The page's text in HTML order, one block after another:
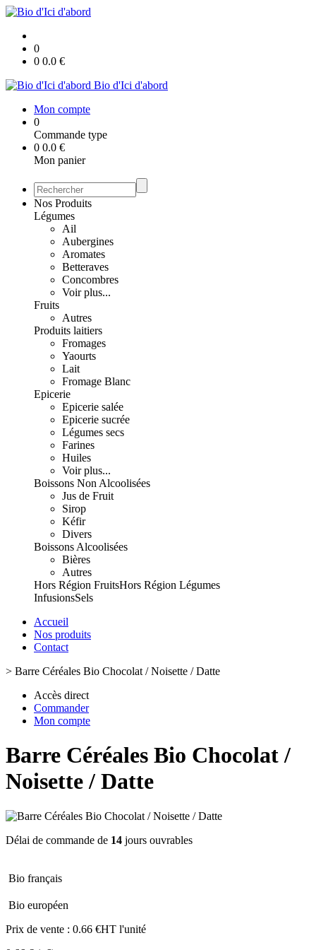
0
0 0.0 €
Bio d'Ici d'abord
Mon compte
0
Commande type
0 0.0 €
Mon panier
Nos Produits
Légumes
Ail
Aubergines
Aromates
Betteraves
Concombres
Voir plus...
Fruits
Autres
Produits laitiers
Fromages
Yaourts
Lait
Fromage Blanc
Epicerie
Epicerie salée
Epicerie sucrée
Légumes secs
Farines
Huiles
Voir plus...
Boissons Non Alcoolisées
Jus de Fruit
Sirop
Kéfir
Divers
Boissons Alcoolisées
Bières
Autres
Hors Région FruitsHors Région Légumes
InfusionsSels
Accueil
Nos produits
Contact
> Barre Céréales Bio Chocolat / Noisette / Datte
Accès direct
Commander
Mon compte
Barre Céréales Bio Chocolat /
Noisette / Datte
Délai de commande de 14 jours ouvrables
Bio français
Bio européen
Prix de vente : 0.66 €HT l'unité